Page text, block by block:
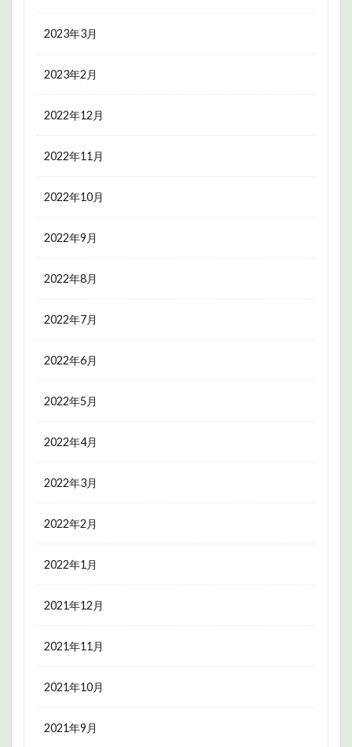
2023年3月
2023年2月
2022年12月
2022年11月
2022年10月
2022年9月
2022年8月
2022年7月
2022年6月
2022年5月
2022年4月
2022年3月
2022年2月
2022年1月
2021年12月
2021年11月
2021年10月
2021年9月